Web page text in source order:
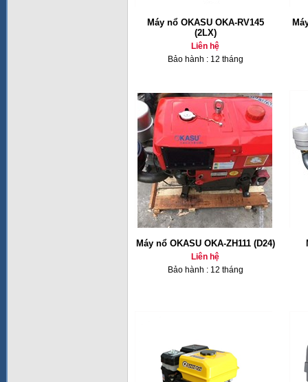
Máy nổ OKASU OKA-RV145
(2LX)
Liên hệ
Bảo hành : 12 tháng
Máy nổ OKASU OKA-ZH111 (D24)
Liên hệ
Bảo hành : 12 tháng